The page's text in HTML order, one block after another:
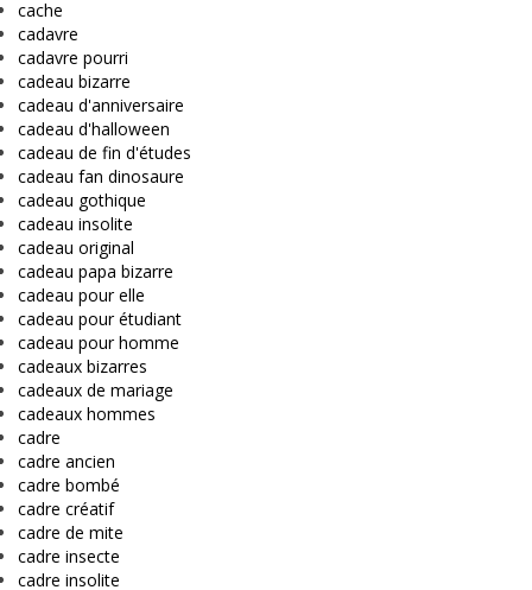
cache
cadavre
cadavre pourri
cadeau bizarre
cadeau d'anniversaire
cadeau d'halloween
cadeau de fin d'études
cadeau fan dinosaure
cadeau gothique
cadeau insolite
cadeau original
cadeau papa bizarre
cadeau pour elle
cadeau pour étudiant
cadeau pour homme
cadeaux bizarres
cadeaux de mariage
cadeaux hommes
cadre
cadre ancien
cadre bombé
cadre créatif
cadre de mite
cadre insecte
cadre insolite